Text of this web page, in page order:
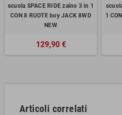
scuola SPACE RIDE zaino 3 in 1
CON 8 RUOTE boy JACK 8WD
NEW
129,90 €
1
Articoli correlati